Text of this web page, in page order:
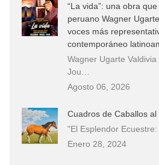
“La vida”: una obra
peruano Wagner
voces más
contemporáneo
Wagner Ugarte
Jou…
Agosto 06, 2026
Cuadros de Caballos
"El Esplendor
Enero 28, 2024